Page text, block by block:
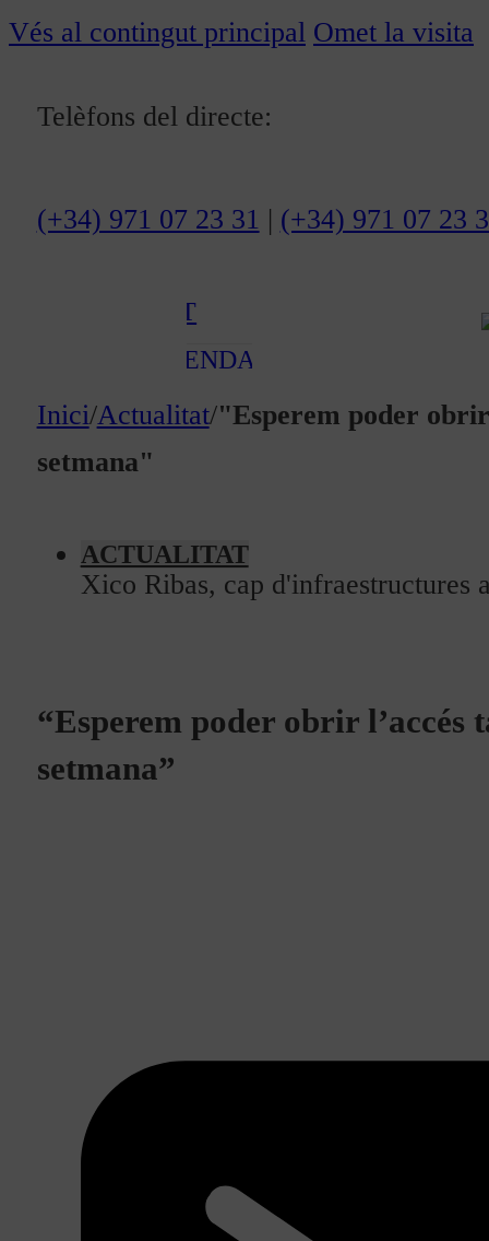
Vés al contingut principal Omet la visita
Telèfons del directe:
(+34) 971 07 23 31 | (+34) 971 07 23
ACTUALITAT
OCI
ENTREVISTES
AMBIENT
AGENDA
En directe
A la Carta
Qui som?
Fes-te'n soci!
Inici/Actualitat/"Esperem poder
setmana"
Xico Ribas, cap d'infraestructures
ACTUALITAT
“Esperem poder obrir l’accés
setmana”